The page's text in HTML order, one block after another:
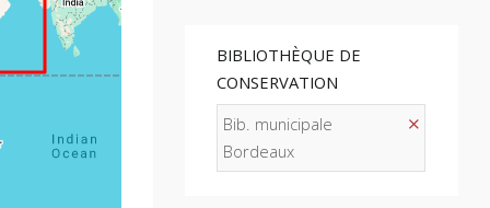
BIBLIOTHÈQUE DE
CONSERVATION
Bib. municipale
Bordeaux